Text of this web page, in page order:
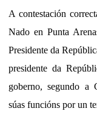
A contestación
Nado en Punta
Presidente da
presidente da
goberno, segundo a
súas funcións por un